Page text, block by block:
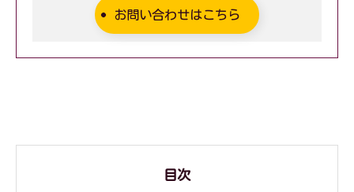
お問い合わせはこちら
目次